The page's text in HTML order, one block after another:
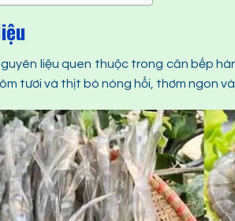
liệu quen thuộc trong căn bếp
tươi và thịt bò nóng hổi, thơm ngon và